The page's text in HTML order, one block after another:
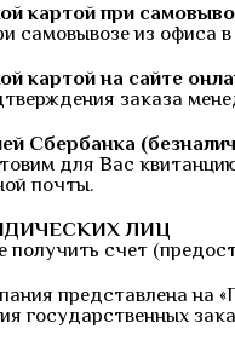
картой при
самовывозе из
картой на сайте
заказа
Сбербанка
для Вас
почты.
ЛИЦ
получить счет
представлена на
государственных